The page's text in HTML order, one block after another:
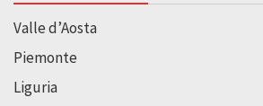
Valle d’Aosta
Piemonte
Liguria